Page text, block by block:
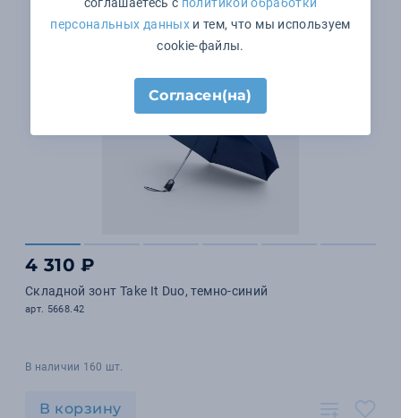
4 310 ₽
Складной зонт Take It Duo, темно-синий
арт. 5668.42
В наличии 160 шт.
В корзину
персональных данныхи тем, что мы используем
cookie-файлы.
Согласен(на)